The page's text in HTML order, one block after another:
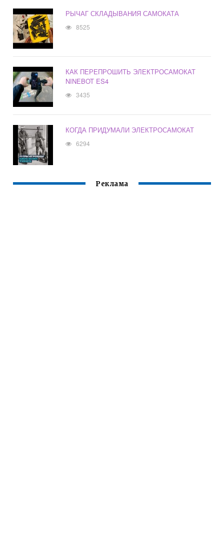
РЫЧАГ СКЛАДЫВАНИЯ САМОКАТА
8525
КАК ПЕРЕПРОШИТЬ ЭЛЕКТРОСАМОКАТ
NINEBOT ES4
3435
КОГДА ПРИДУМАЛИ ЭЛЕКТРОСАМОКАТ
6294
Реклама